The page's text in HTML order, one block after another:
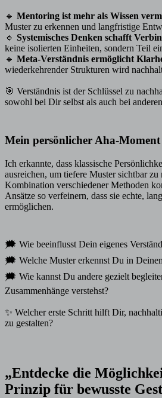
🔹 Mentoring ist mehr als Wissen
Muster zu erkennen und langfristige
🔹 Systemisches Denken schafft
keine isolierten Einheiten, sondern Teil
🔹 Meta-Verständnis ermöglicht
wiederkehrender Strukturen wird
🎯 Verständnis ist der Schlüssel zu
sowohl bei Dir selbst als auch bei
Mein persönlicher Aha-Moment
Ich erkannte, dass klassische
ausreichen, um tiefere Muster sichtbar
Kombination verschiedener Methoden
Ansätze so verfeinern, dass sie echte,
ermöglichen.
🗯️ Wie beeinflusst Dein eigenes
🗯️ Welche Muster erkennst Du in
🗯️ Wie kannst Du andere gezielt
Zusammenhänge verstehst?
✨ Welcher erste Schritt hilft Dir,
zu gestalten?
„Entdecke die
Prinzip für bewusste